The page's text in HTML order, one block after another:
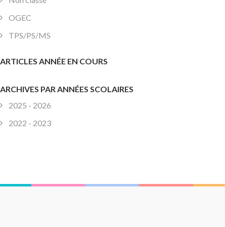
OGEC
TPS/PS/MS
ARTICLES ANNÉE EN COURS
ARCHIVES PAR ANNÉES SCOLAIRES
2025 - 2026
2022 - 2023